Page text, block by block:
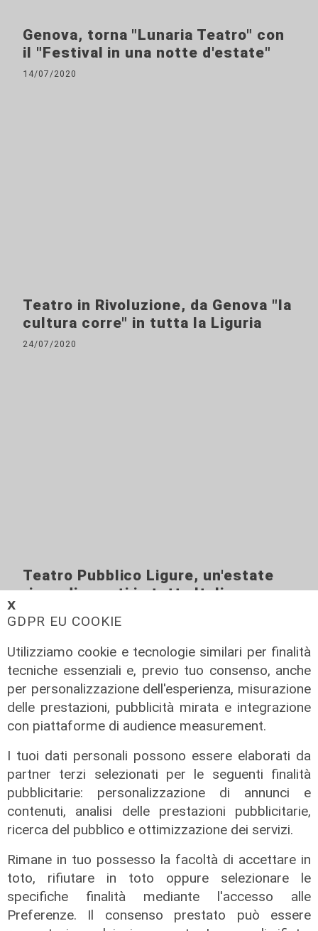
𝗫
GDPR EU COOKIE
Utilizziamo cookie e tecnologie similari per finalità
tecniche essenziali e, previo tuo consenso, anche
per personalizzazione dell'esperienza, misurazione
delle prestazioni, pubblicità mirata e integrazione
con piattaforme di audience measurement.
I tuoi dati personali possono essere elaborati da
partner terzi selezionati per le seguenti finalità
pubblicitarie: personalizzazione di annunci e
contenuti, analisi delle prestazioni pubblicitarie,
ricerca del pubblico e ottimizzazione dei servizi.
Rimane in tuo possesso la facoltà di accettare in
toto, rifiutare in toto oppure selezionare le
specifiche finalità mediante l'accesso alle
Preferenze. Il consenso prestato può essere
Genova, torna "Lunaria Teatro" con
il "Festival in una notte d'estate"
14/07/2020
Teatro in Rivoluzione, da Genova "la
cultura corre" in tutta la Liguria
24/07/2020
Teatro Pubblico Ligure, un'estate
ricca di eventi in tutta Italia
15/07/2020
futuro incerto per il teatro Carlo
Felice"
31/07/2020